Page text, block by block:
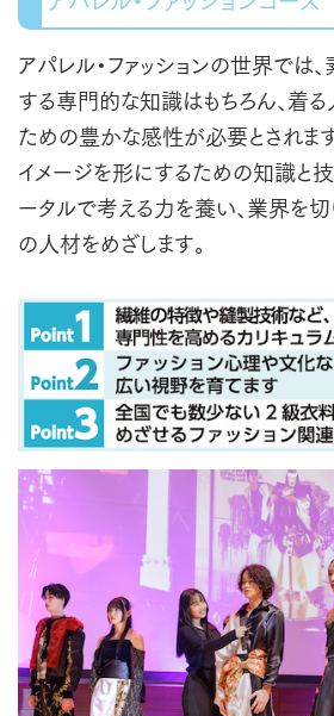
アパレル・ファッションの世界では
する専門的な知識はもちろん、着
ための豊かな感性が必要とされます
イメージを形にするための知識と技
ータルで考える力を養い、業界を切
の人材をめざします。